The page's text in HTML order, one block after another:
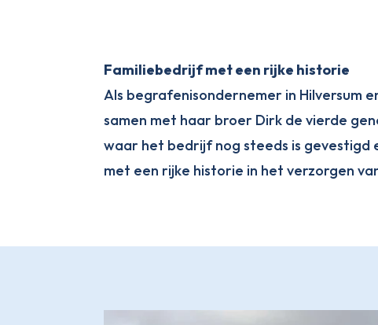
Familiebedrijf met een rijke historie
Als begrafenisondernemer in Hilversum
samen met haar broer Dirk de vierde
waar het bedrijf nog steeds is gevestigd
met een rijke historie in het verzorgen